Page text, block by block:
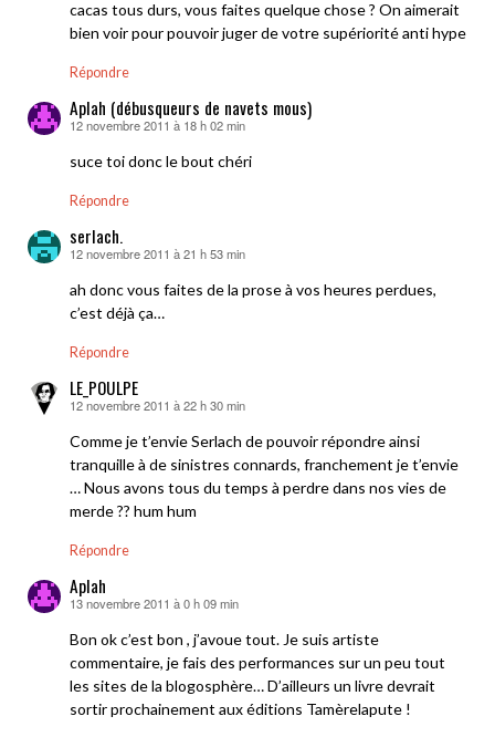
cacas tous durs, vous faites quelque chose ? On aimerait
bien voir pour pouvoir juger de votre supériorité anti hype
Répondre
Aplah (débusqueurs de navets mous)
dit :
12 novembre 2011 à 18 h 02 min
suce toi donc le bout chéri
Répondre
serlach.
dit :
12 novembre 2011 à 21 h 53 min
ah donc vous faites de la prose à vos heures perdues,
c’est déjà ça…
Répondre
LE_POULPE
dit :
12 novembre 2011 à 22 h 30 min
Comme je t’envie Serlach de pouvoir répondre ainsi
tranquille à de sinistres connards, franchement je t’envie
… Nous avons tous du temps à perdre dans nos vies de
merde ?? hum hum
Répondre
Aplah
dit :
13 novembre 2011 à 0 h 09 min
Bon ok c’est bon , j’avoue tout. Je suis artiste
commentaire, je fais des performances sur un peu tout
les sites de la blogosphère… D’ailleurs un livre devrait
sortir prochainement aux éditions Tamèrelapute !